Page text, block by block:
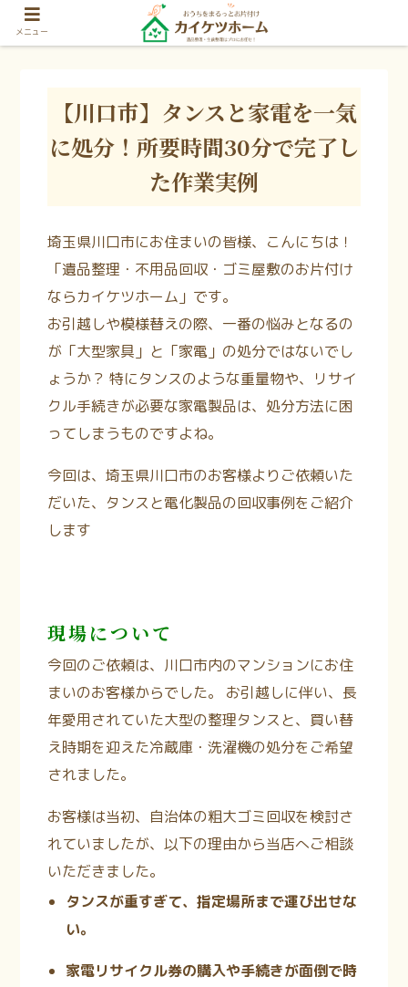
【川口市】タンスと家電を一気
に処分！所要時間30分で完了し
た作業実例
埼玉県川口市にお住まいの皆様、こんにちは！
「遺品整理・不用品回収・ゴミ屋敷のお片付け
ならカイケツホーム」です。
お引越しや模様替えの際、一番の悩みとなるの
が「大型家具」と「家電」の処分ではないでし
ょうか？ 特にタンスのような重量物や、リサイ
クル手続きが必要な家電製品は、処分方法に困
ってしまうものですよね。
今回は、埼玉県川口市のお客様よりご依頼いた
だいた、タンスと電化製品の回収事例をご紹介
します
現場について
今回のご依頼は、川口市内のマンションにお住
まいのお客様からでした。 お引越しに伴い、長
年愛用されていた大型の整理タンスと、買い替
え時期を迎えた冷蔵庫・洗濯機の処分をご希望
されました。
お客様は当初、自治体の粗大ゴミ回収を検討さ
れていましたが、以下の理由から当店へご相談
いただきました。
タンスが重すぎて、指定場所まで運び出せな
い。
家電リサイクル券の購入や手続きが面倒で時
メニュー